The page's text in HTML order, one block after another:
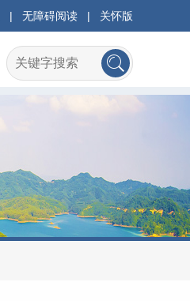
| 无障碍阅读 | 关怀版